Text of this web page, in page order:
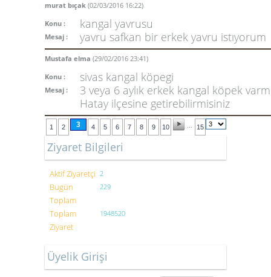
murat bıçak (02/03/2016 16:22)
Konu :
kangal yavrusu
Mesaj : yavru safkan bir erkek yavru istıyorum
Mustafa elma (29/02/2016 23:41)
Konu :
sivas kangal köpegi
Mesaj :
3 veya 6 aylık erkek kangal köpek
Hatay ilçesine getirebilirmisiniz
1 2 3 4 5 6 7 8 9 10 15
Ziyaret Bilgileri
Aktif Ziyaretçi 2
Bugün
Toplam
229
Toplam
Ziyaret
1948520
Üyelik Girişi